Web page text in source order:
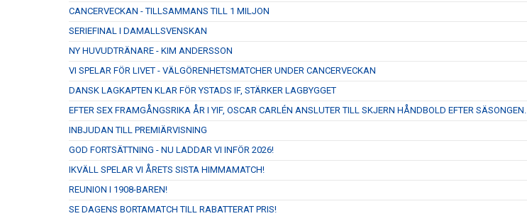
CANCERVECKAN - TILLSAMMANS TILL 1 MILJON
SERIEFINAL I DAMALLSVENSKAN
NY HUVUDTRÄNARE - KIM ANDERSSON
VI SPELAR FÖR LIVET - VÄLGÖRENHETSMATCHER UNDER CANCERVECKAN
DANSK LAGKAPTEN KLAR FÖR YSTADS IF, STÄRKER LAGBYGGET
EFTER SEX FRAMGÅNGSRIKA ÅR I YIF, OSCAR CARLÉN ANSLUTER TILL SKJERN HÅNDBOLD EFTER SÄSONGEN.
INBJUDAN TILL PREMIÄRVISNING
GOD FORTSÄTTNING - NU LADDAR VI INFÖR 2026!
IKVÄLL SPELAR VI ÅRETS SISTA HIMMAMATCH!
REUNION I 1908-BAREN!
SE DAGENS BORTAMATCH TILL RABATTERAT PRIS!